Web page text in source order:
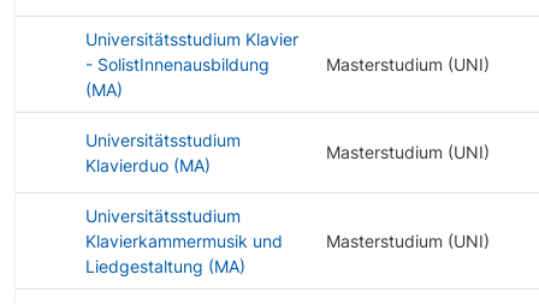
Universitätsstudium Klavier
- SolistInnenausbildung
(MA)
Masterstudium (UNI)
Universitätsstudium
Klavierduo (MA)
Masterstudium (UNI)
Universitätsstudium
Klavierkammermusik und
Liedgestaltung (MA)
Masterstudium (UNI)